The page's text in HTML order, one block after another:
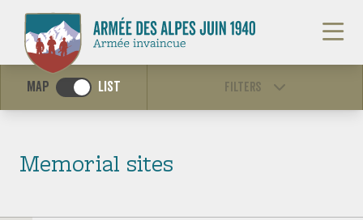
Language : fr / it
Sites de mémoire
Map List Filters
Memorial sites